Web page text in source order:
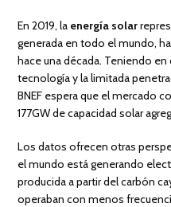
En 2019, la energía solar
generada en todo el mundo,
hace una década. Teniendo
tecnología y la limitada
BNEF espera que el mercado
177GW de capacidad solar
Los datos ofrecen otras
el mundo está generando
producida a partir del carbón
operaban con menos